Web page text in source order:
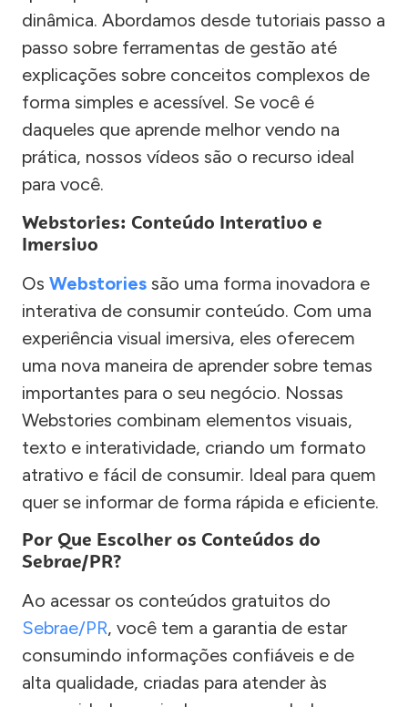
dinâmica. Abordamos desde tutoriais passo a
passo sobre ferramentas de gestão até
explicações sobre conceitos complexos de
forma simples e acessível. Se você é
daqueles que aprende melhor vendo na
prática, nossos vídeos são o recurso ideal
para você.
Webstories: Conteúdo Interativo e
Imersivo
Os Webstories são uma forma inovadora e
interativa de consumir conteúdo. Com uma
experiência visual imersiva, eles oferecem
uma nova maneira de aprender sobre temas
importantes para o seu negócio. Nossas
Webstories combinam elementos visuais,
texto e interatividade, criando um formato
atrativo e fácil de consumir. Ideal para quem
quer se informar de forma rápida e eficiente.
Por Que Escolher os Conteúdos do
Sebrae/PR?
Ao acessar os conteúdos gratuitos do
Sebrae/PR, você tem a garantia de estar
consumindo informações confiáveis e de
alta qualidade, criadas para atender às